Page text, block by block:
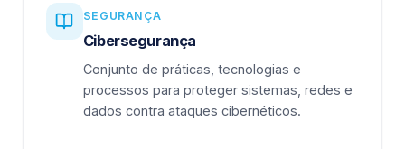
SEGURANÇA
Cibersegurança
Conjunto de práticas, tecnologias e
processos para proteger sistemas, redes e
dados contra ataques cibernéticos.